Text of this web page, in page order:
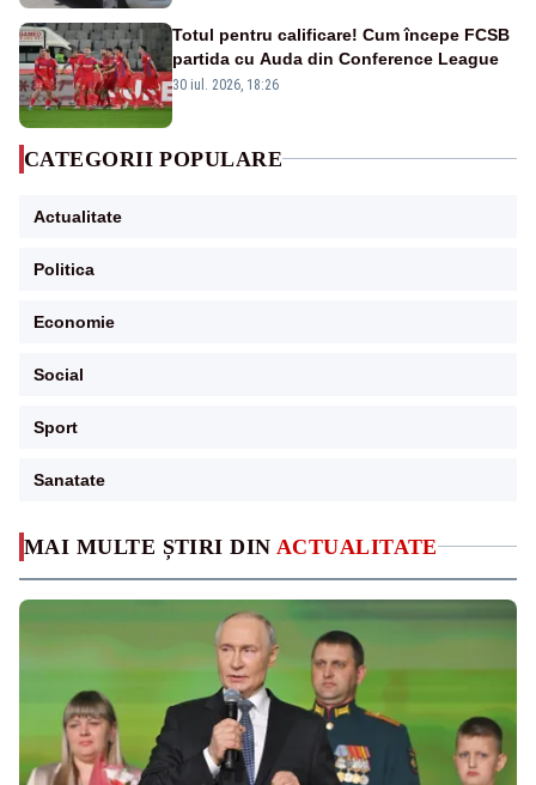
MAI MULTE ȘTIRI DIN ACTUALITATE
Totul pentru calificare! Cum începe FCSB
partida cu Auda din Conference League
30 iul. 2026, 18:26
CATEGORII POPULARE
Actualitate
Politica
Economie
Social
Sport
Sanatate